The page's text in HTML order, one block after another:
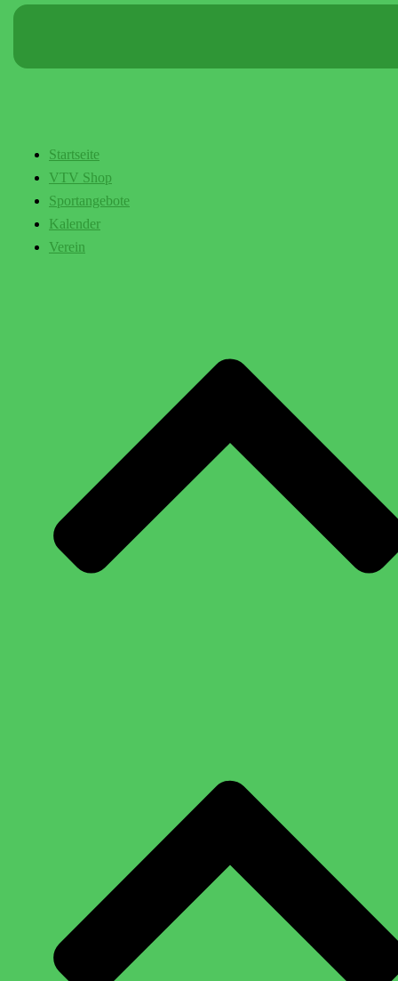
Startseite
VTV Shop
Sportangebote
Kalender
Verein